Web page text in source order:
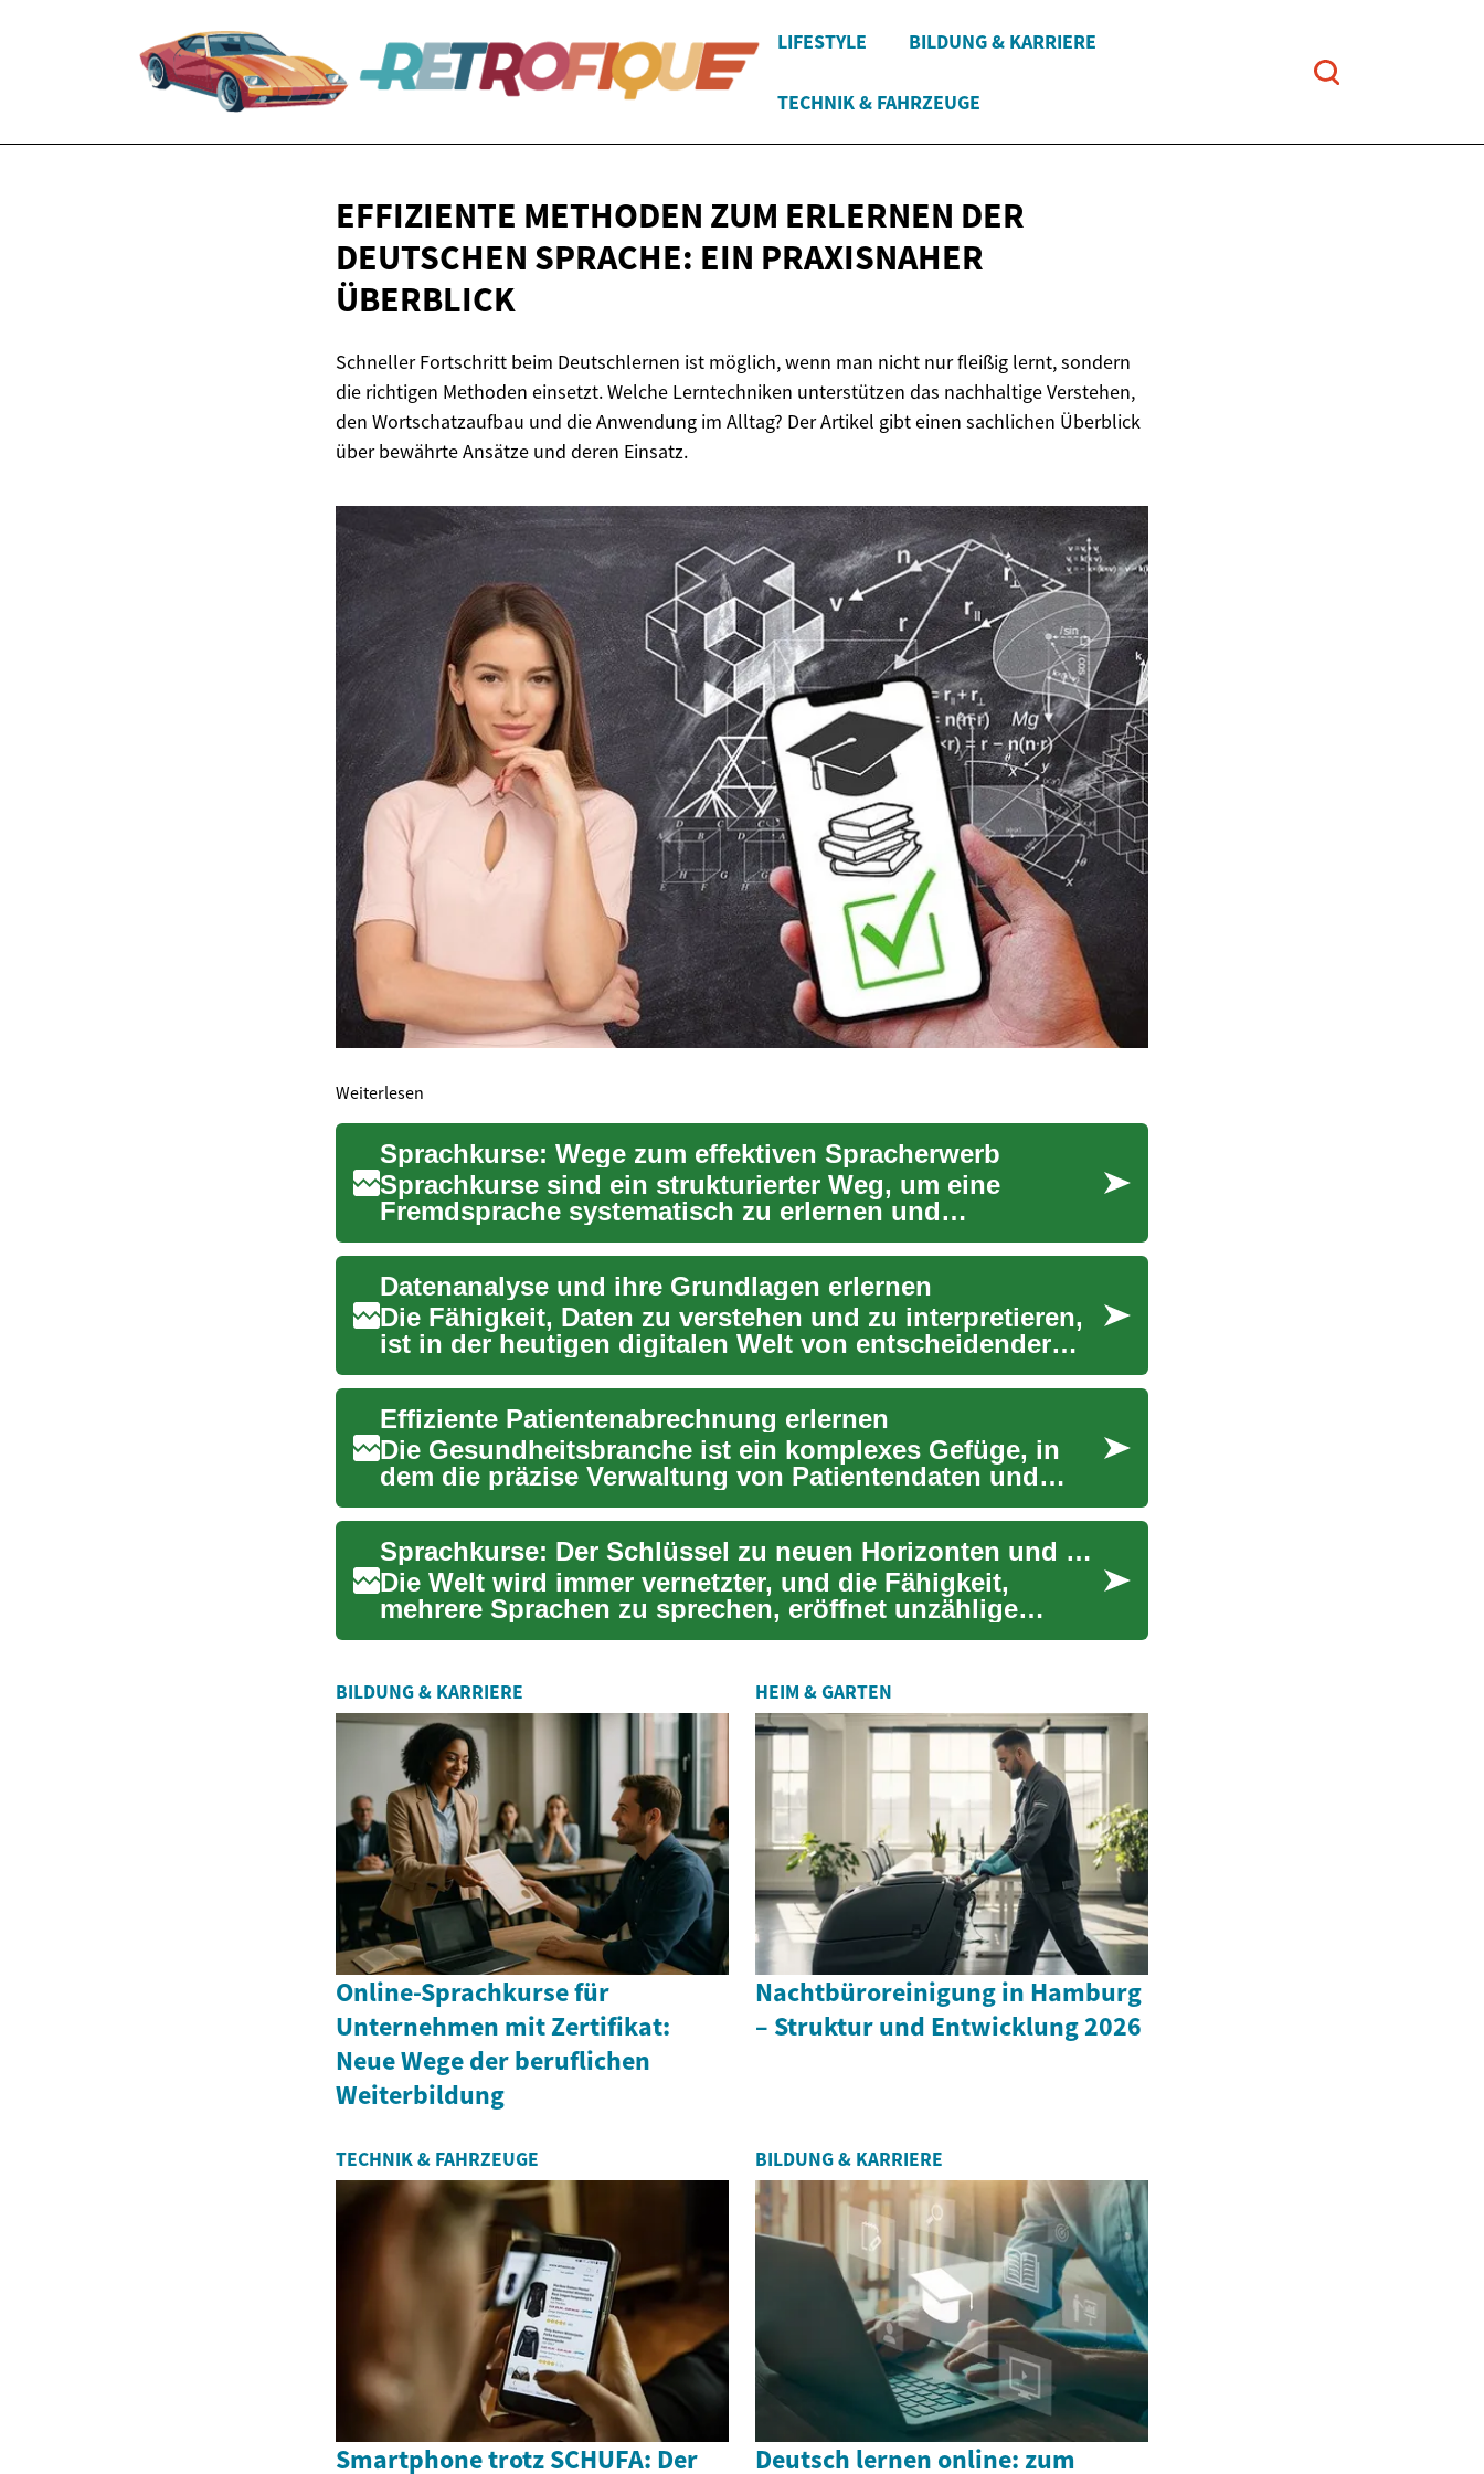
LIFESTYLE BILDUNG & KARRIERE
TECHNIK & FAHRZEUGE
EFFIZIENTE METHODEN ZUM ERLERNEN DER
DEUTSCHEN SPRACHE: EIN PRAXISNAHER
ÜBERBLICK
Schneller Fortschritt beim Deutschlernen ist möglich, wenn man nicht nur fleißig lernt, sondern
die richtigen Methoden einsetzt. Welche Lerntechniken unterstützen das nachhaltige Verstehen,
den Wortschatzaufbau und die Anwendung im Alltag? Der Artikel gibt einen sachlichen Überblick
über bewährte Ansätze und deren Einsatz.
Weiterlesen
Sprachkurse: Wege zum effektiven Spracherwerb
Sprachkurse sind ein strukturierter Weg, um eine
Fremdsprache systematisch zu erlernen und
anzuwenden. Sie verbinden ...
Datenanalyse und ihre Grundlagen erlernen
Die Fähigkeit, Daten zu verstehen und zu interpretieren,
ist in der heutigen digitalen Welt von entscheidender
Bedeut...
Effiziente Patientenabrechnung erlernen
Die Gesundheitsbranche ist ein komplexes Gefüge, in
dem die präzise Verwaltung von Patientendaten und
finanziellen Tr...
Sprachkurse: Der Schlüssel zu neuen Horizonten und Karrierechancen
Die Welt wird immer vernetzter, und die Fähigkeit,
mehrere Sprachen zu sprechen, eröffnet unzählige
Möglichkeiten. Sp...
BILDUNG & KARRIERE
Online-Sprachkurse für
Unternehmen mit Zertifikat:
Neue Wege der beruflichen
Weiterbildung
HEIM & GARTEN
Nachtbüroreinigung in Hamburg
– Struktur und Entwicklung 2026
TECHNIK & FAHRZEUGE
Smartphone trotz SCHUFA: Der
BILDUNG & KARRIERE
Deutsch lernen online: zum